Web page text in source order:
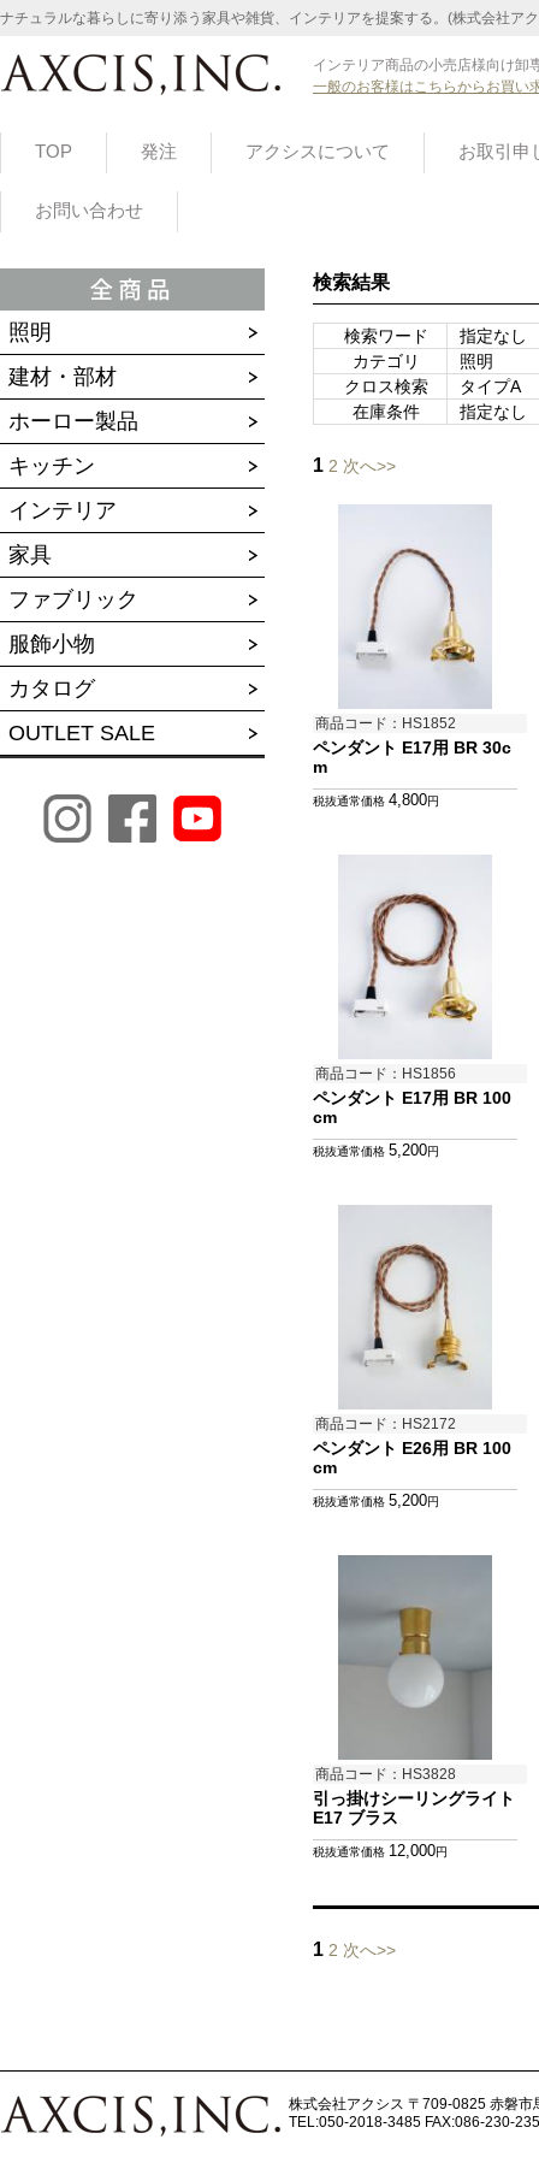
ナチュラルな暮らしに寄り添う家具や雑貨、インテリアを提案する。(株式会社ア
インテリア商品の小売店様向け卸
一般のお客様はこちらからお買い
TOP 発注 アクシスについて お取引申
お問い合わせ
照明
建材・部材
ホーロー製品
キッチン
インテリア
家具
ファブリック
服飾小物
カタログ
OUTLET SALE
検索結果
検索ワード
指定なし
カテゴリ
照明
クロス検索
タイプA
在庫条件
指定なし
1 2 次へ>>
商品コード：HS1852
ペンダント E17用 BR 30c
m
税抜通常価格 4,800円
商品コード：HS1856
ペンダント E17用 BR 100
cm
税抜通常価格 5,200円
商品コード：HS2172
ペンダント E26用 BR 100
cm
税抜通常価格 5,200円
商品コード：HS3828
引っ掛けシーリングライト
E17 ブラス
税抜通常価格 12,000円
1 2 次へ>>
株式会社アクシス 〒709-0825 赤磐市
TEL:050-2018-3485 FAX:086-230-